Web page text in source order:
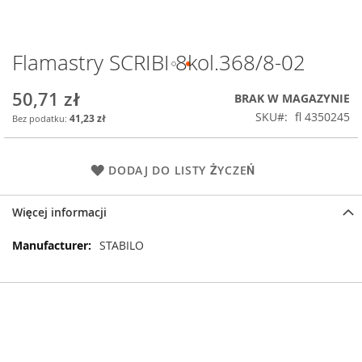
Przejdź
na
początek
galerii
Flamastry SCRIBI 8kol.368/8-02
50,71 zł
41,23 zł
BRAK W MAGAZYNIE
SKU
fl 4350245
DODAJ DO LISTY ŻYCZEŃ
Więcej informacji
Więcej
STABILO